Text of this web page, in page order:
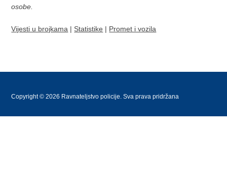
osobe.
Vijesti u brojkama | Statistike | Promet i vozila
Copyright © 2026 Ravnateljstvo policije. Sva prava pridržana